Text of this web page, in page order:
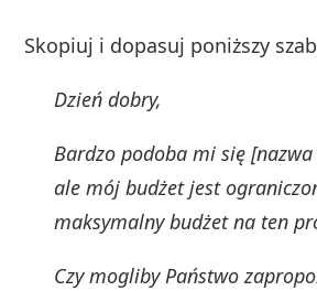
Skopiuj i dopasuj poniższy
Dzień dobry,
Bardzo podoba mi się
ale mój budżet jest
maksymalny budżet na ten
Czy mogliby Państwo